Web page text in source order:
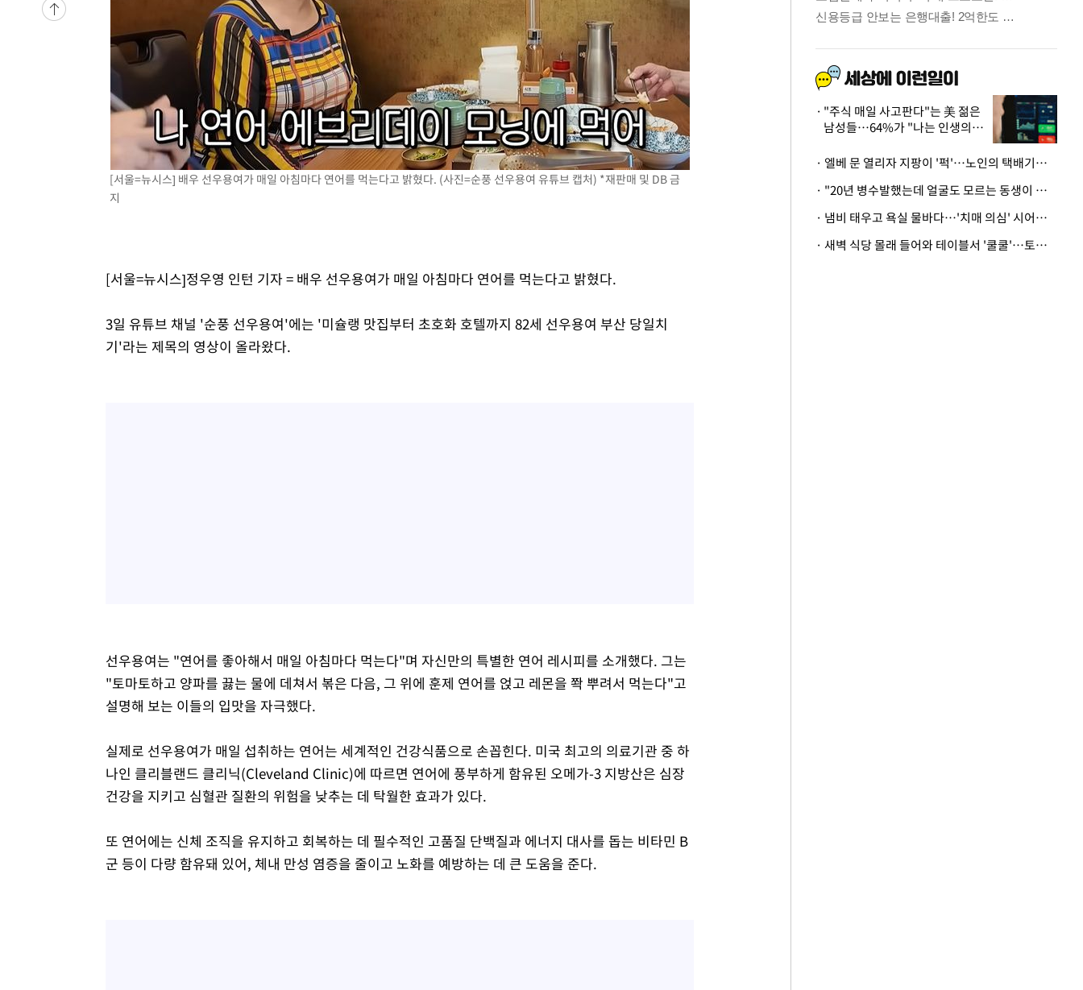
[서울=뉴시스] 배우 선우용여가 매일 아침마다 연어를 먹는다고 밝혔다. (사진=순풍 선우용여 유튜브 캡처) *재판매 및 DB 금
지
[서울=뉴시스]정우영 인턴 기자 = 배우 선우용여가 매일 아침마다 연어를 먹는다고 밝혔다.
3일 유튜브 채널 '순풍 선우용여'에는 '미슐랭 맛집부터 초호화 호텔까지 82세 선우용여 부산 당일치
기'라는 제목의 영상이 올라왔다.
선우용여는 "연어를 좋아해서 매일 아침마다 먹는다"며 자신만의 특별한 연어 레시피를 소개했다. 그는
"토마토하고 양파를 끓는 물에 데쳐서 볶은 다음, 그 위에 훈제 연어를 얹고 레몬을 쫙 뿌려서 먹는다"고
설명해 보는 이들의 입맛을 자극했다.
실제로 선우용여가 매일 섭취하는 연어는 세계적인 건강식품으로 손꼽힌다. 미국 최고의 의료기관 중 하
나인 클리블랜드 클리닉(Cleveland Clinic)에 따르면 연어에 풍부하게 함유된 오메가-3 지방산은 심장
건강을 지키고 심혈관 질환의 위험을 낮추는 데 탁월한 효과가 있다.
또 연어에는 신체 조직을 유지하고 회복하는 데 필수적인 고품질 단백질과 에너지 대사를 돕는 비타민 B
군 등이 다량 함유돼 있어, 체내 만성 염증을 줄이고 노화를 예방하는 데 큰 도움을 준다.
"주식 매일 사고판다"는 美 젊은
남성들…64%가 "나는 인생의
· 엘베 문 열리자 지팡이 '퍽'…노인의 택배기사 폭행 이유
· "20년 병수발했는데 얼굴도 모르는 동생이 유산 절반을"…배다른 형제 상속권 있을까
· 냄비 태우고 욕실 물바다…'치매 의심' 시어머니 검사 권유했다가 '날벼락'
· 새벽 식당 몰래 들어와 테이블서 '쿨쿨'…토사물 남기고 사라진 남성